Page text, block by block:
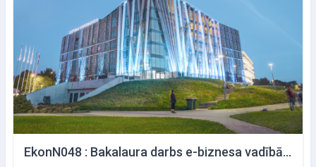
EkonN048 : Bakalaura darbs e-biznesa vadībā II